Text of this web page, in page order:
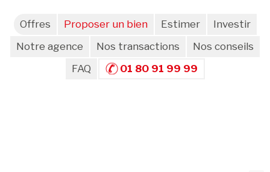
Offres Proposer un bien Estimer
Investir
Notre agence
Nos transactions
Nos conseils
FAQ
01 80 91 99 99